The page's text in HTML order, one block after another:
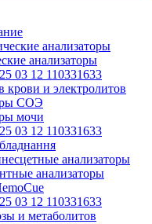
анализаторы
анализаторы
крови и электролитов
СОЭ
мочи
анализаторы
анализаторы
и метаболитов